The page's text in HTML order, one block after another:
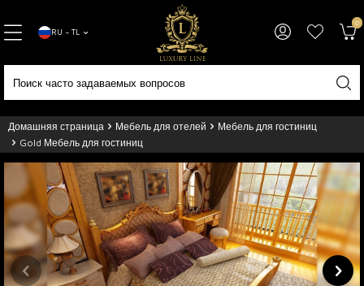
RU − TL
0
Домашняя страница Мебель для отелей
Мебель для гостиниц
Gold Мебель для гостиниц